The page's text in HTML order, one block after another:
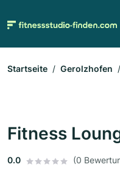
Startseite Gerolzhofen
Fitness
0.0 (0